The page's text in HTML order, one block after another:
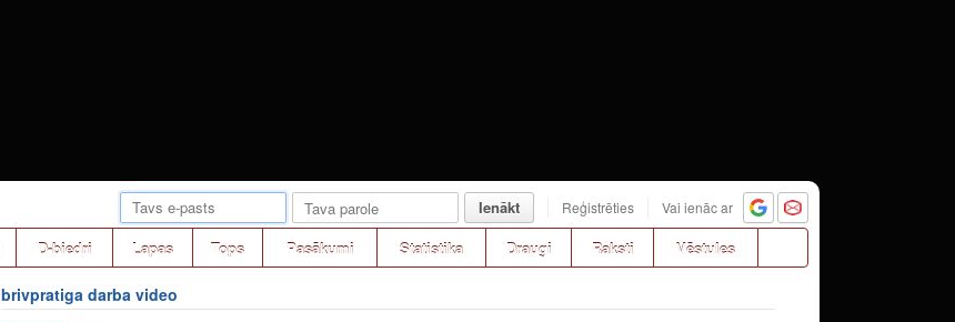
Ienākt Reģistrēties Vai ienāc ar
D-biedri Lapas Tops Pasākumi Statistika Draugi Raksti Vēstules
brivpratiga darba video